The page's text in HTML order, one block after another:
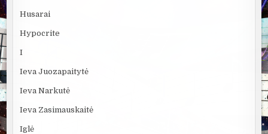
Husarai
Hypocrite
I
Ieva Juozapaitytė
Ieva Narkutė
Ieva Zasimauskaitė
Iglė